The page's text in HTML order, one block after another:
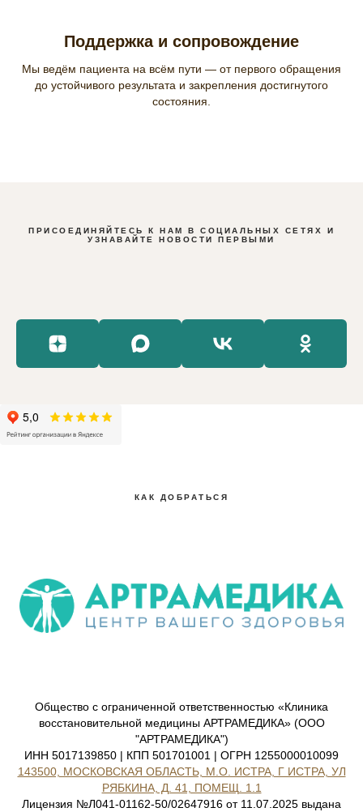
Поддержка и сопровождение
Мы ведём пациента на всём пути — от первого обращения
до устойчивого результата и закрепления достигнутого
состояния.
ПРИСОЕДИНЯЙТЕСЬ К НАМ В СОЦИАЛЬНЫХ СЕТЯХ И
УЗНАВАЙТЕ НОВОСТИ ПЕРВЫМИ
КАК ДОБРАТЬСЯ
Общество с ограниченной ответственностью «Клиника
восстановительной медицины АРТРАМЕДИКА» (ООО
"АРТРАМЕДИКА")
ИНН 5017139850 | КПП 501701001 | ОГРН 1255000010099
143500, МОСКОВСКАЯ ОБЛАСТЬ, М.О. ИСТРА, Г ИСТРА, УЛ
РЯБКИНА, Д. 41, ПОМЕЩ. 1.1
Лицензия №Л041-01162-50/02647916 от 11.07.2025 выдана